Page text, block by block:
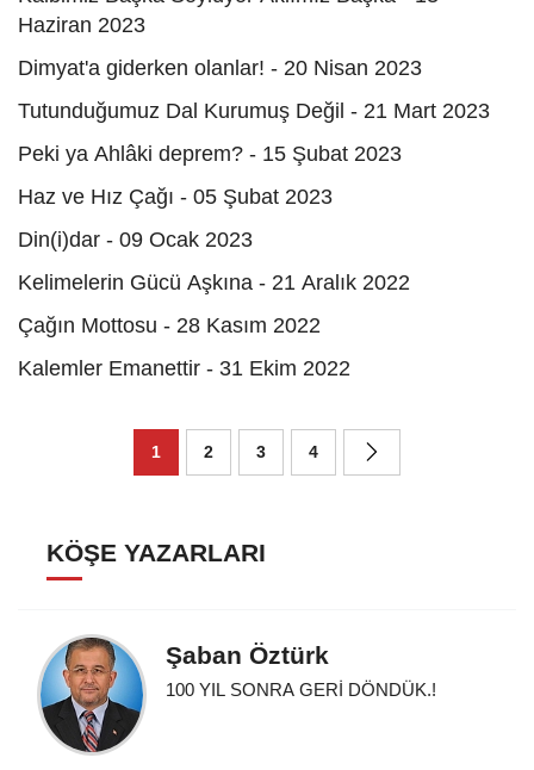
Haziran 2023
Dimyat'a giderken olanlar! - 20 Nisan 2023
Tutunduğumuz Dal Kurumuş Değil - 21 Mart 2023
Peki ya Ahlâki deprem? - 15 Şubat 2023
Haz ve Hız Çağı - 05 Şubat 2023
Din(i)dar - 09 Ocak 2023
Kelimelerin Gücü Aşkına - 21 Aralık 2022
Çağın Mottosu - 28 Kasım 2022
Kalemler Emanettir - 31 Ekim 2022
1 2 3 4
KÖŞE YAZARLARI
Şaban Öztürk
100 YIL SONRA GERİ DÖNDÜK.!